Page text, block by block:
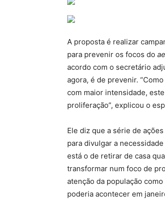
A proposta é realizar
para prevenir os focos do
acordo com o secretário
agora, é de prevenir.
com maior intensidade,
proliferação”, explicou o
Ele diz que a série de
para divulgar a
está o de retirar de casa
transformar num foco de
atenção da população
poderia acontecer em